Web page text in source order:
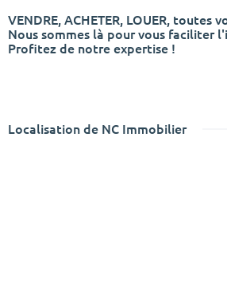
VENDRE, ACHETER, LOUER, toutes
Nous sommes là pour vous faciliter
Profitez de notre expertise !
Localisation de NC Immobilier